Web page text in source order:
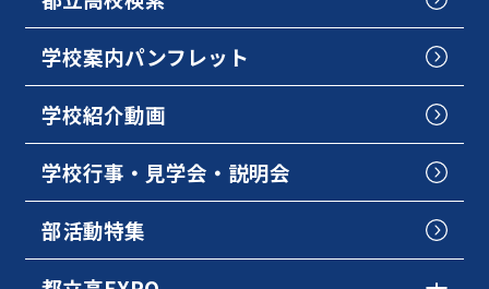
学校案内パンフレット
学校紹介動画
学校行事・見学会・説明会
部活動特集